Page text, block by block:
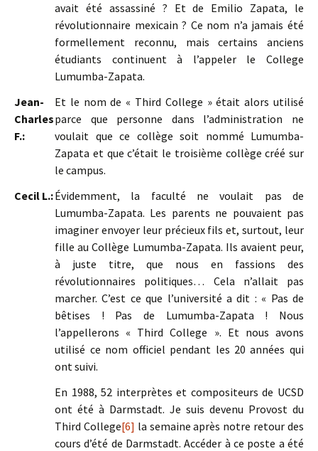
avait été assassiné ? Et de Emilio Zapata, le
révolutionnaire mexicain ? Ce nom n’a jamais été
formellement reconnu, mais certains anciens
étudiants continuent à l’appeler le College
Lumumba-Zapata.
Jean-
Charles
F.:
Et le nom de « Third College » était alors utilisé
parce que personne dans l’administration ne
voulait que ce collège soit nommé Lumumba-
Zapata et que c’était le troisième collège créé sur
le campus.
Cecil L.:Évidemment, la faculté ne voulait pas de
Lumumba-Zapata. Les parents ne pouvaient pas
imaginer envoyer leur précieux fils et, surtout, leur
fille au Collège Lumumba-Zapata. Ils avaient peur,
à juste titre, que nous en fassions des
révolutionnaires politiques… Cela n’allait pas
marcher. C’est ce que l’université a dit : « Pas de
bêtises ! Pas de Lumumba-Zapata ! Nous
l’appellerons « Third College ». Et nous avons
utilisé ce nom officiel pendant les 20 années qui
ont suivi.
En 1988, 52 interprètes et compositeurs de UCSD
ont été à Darmstadt. Je suis devenu Provost du
Third College[6] la semaine après notre retour des
cours d’été de Darmstadt. Accéder à ce poste a été